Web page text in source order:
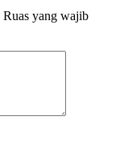
Ruas yang wajib